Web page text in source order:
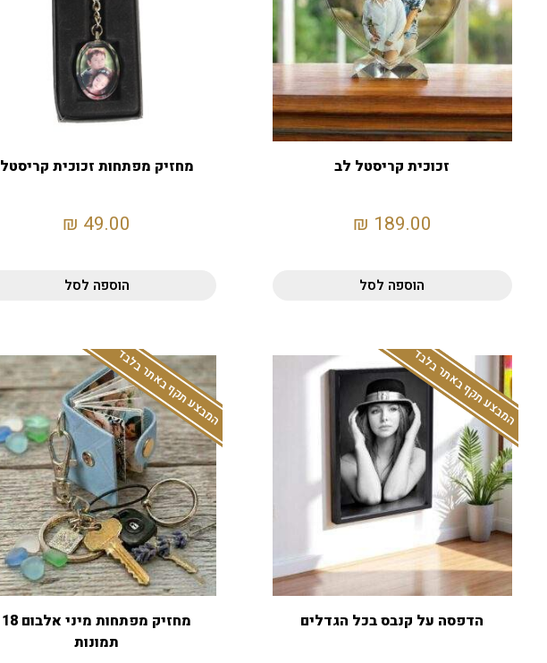
זכוכית קריסטל לב
189.00
₪
הוספה לסל
מחזיק מפתחות זכוכית קריסטל
49.00
₪
הוספה לסל
המבצע תקף באתר בלבד
הדפסה על קנבס בכל הגדלים
המבצע תקף באתר בלבד
מחזיק מפתחות מיני אלבום 18
תמונות